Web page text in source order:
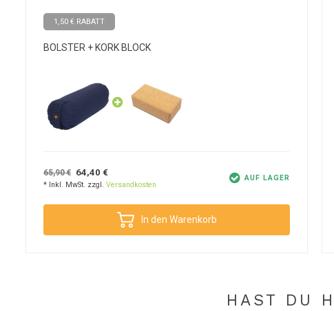
und hergestellt, um deine Yoga- oder Meditationssitzung bequem und
robuste Struktur des Außenbezugs aus Baumwolle erleichtert, da dieser
Außenbezug aus Baumwolle kann auch in der Waschmaschine
30⁰C gewaschen werden. Bitte nicht im Wäschetrockner trocknen,
schnell trocknend und im Handumdrehen wieder einsatzbereit. Bitte
1,50 € RABATT
BOLSTER + KORK BLOCK
65,90 € 64,40 €
* Inkl. MwSt. zzgl. Versandkosten
AUF LAGER
In den Warenkorb
HAST DU